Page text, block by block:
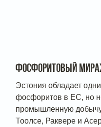
ФОСФОРИТОВЫЙ
Эстония обладает
фосфоритов в ЕС, но
промышленную
Тоолсе, Раквере и